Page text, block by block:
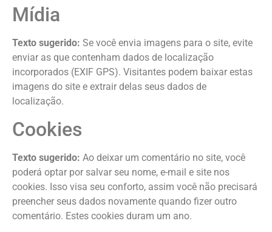
Mídia
Texto sugerido: Se você envia imagens para o site, evite
enviar as que contenham dados de localização
incorporados (EXIF GPS). Visitantes podem baixar estas
imagens do site e extrair delas seus dados de
localização.
Cookies
Texto sugerido: Ao deixar um comentário no site, você
poderá optar por salvar seu nome, e-mail e site nos
cookies. Isso visa seu conforto, assim você não precisará
preencher seus dados novamente quando fizer outro
comentário. Estes cookies duram um ano.